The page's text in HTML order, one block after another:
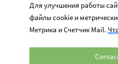
Спецпроекты
Социальное служение
Для улучшения работы
файлы cookie и
Метрика и Счетчик Mail.